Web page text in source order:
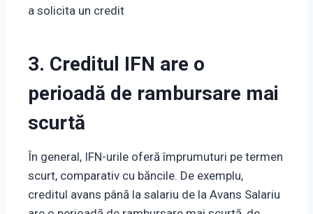
a solicita un credit
3. Creditul IFN are o
perioadă de rambursare mai
scurtă
În general, IFN-urile oferă împrumuturi pe termen
scurt, comparativ cu băncile. De exemplu,
creditul avans până la salariu de la Avans Salariu